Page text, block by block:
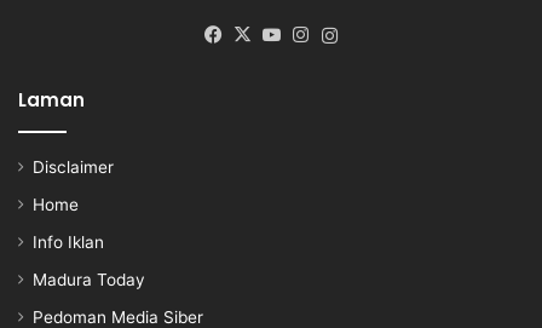
Facebook
X YouTubeInstagram
Laman
Disclaimer
Home
Info Iklan
Madura Today
Pedoman Media Siber